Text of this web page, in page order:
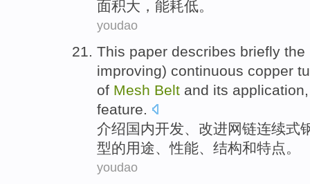
面积大 ，能耗低。
youdao
This paper describes briefly the
improving) continuous copper
of Mesh Belt and its application
feature.
介绍国内开发、 改进网链连续式
型的用途、性能、 结构和特点。
youdao